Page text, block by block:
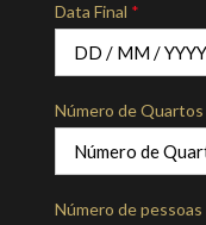
Data Final *
Número de Quartos
Número de pessoas